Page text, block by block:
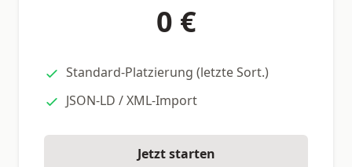
0 €
Standard-Platzierung (letzte Sort.)
JSON-LD / XML-Import
Jetzt starten